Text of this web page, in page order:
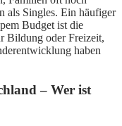
als Singles. Ein häufiger
Budget ist die
Bildung oder Freizeit,
haben
– Wer ist